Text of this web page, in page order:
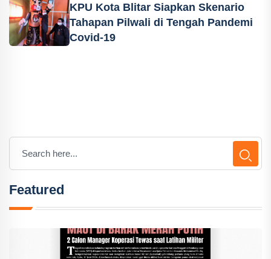
KPU Kota Blitar Siapkan Skenario
Tahapan Pilwali di Tengah Pandemi
Covid-19
Featured